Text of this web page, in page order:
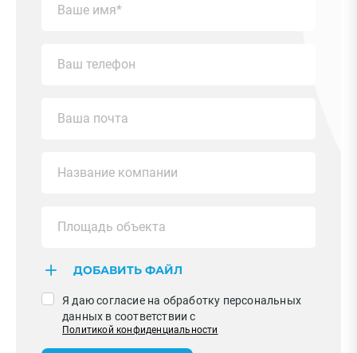
ДОБАВИТЬ ФАЙЛ
Я даю согласие на обработку персональных
данных в соответствии с
Политикой конфиденциальности